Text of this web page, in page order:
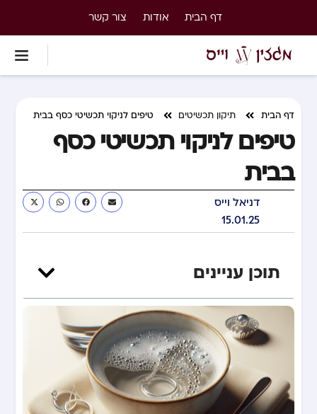
דף הבית אודות צור קשר
דף הבית תיקון תכשיטים טיפים לניקוי תכשיטי כסף בבית
טיפים לניקוי תכשיטי כסף
בבית
דניאל וייס
15.01.25
תוכן עניינים